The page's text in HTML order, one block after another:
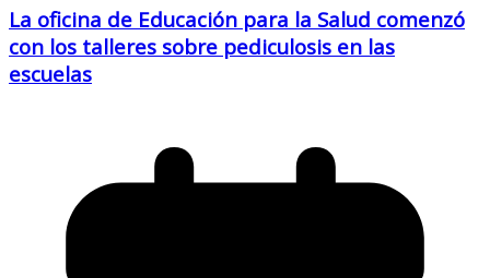
La oficina de Educación para la Salud comenzó
con los talleres sobre pediculosis en las
escuelas